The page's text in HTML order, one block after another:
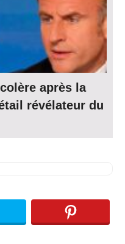
après la
révélateur du